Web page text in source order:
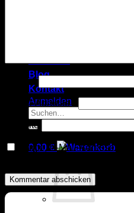
Blog
Kontakt
Anmelden
Suchen
nach:
0,00 €
Name*
E-Mail-Adresse
Website
Name, E-Mail-Adresse